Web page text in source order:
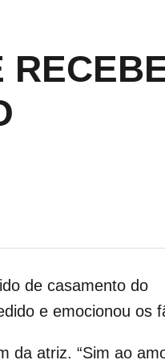
de casamento do
e emocionou os
da atriz. “Sim ao